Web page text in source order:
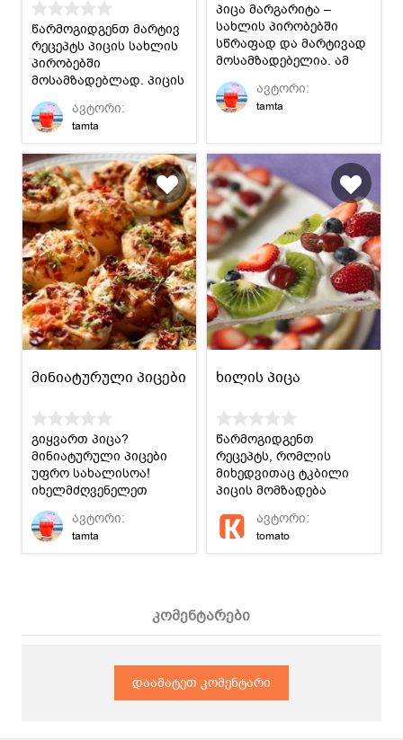
წარმოგიდგენთ მარტივ
რეცეპტს პიცის სახლის
პირობებში
მოსამზადებლად. პიცის
მოყვარულები
გულგრილი არ
დარჩებით.
ავტორი:
tamta
პიცა მარგარიტა –
სახლის პირობებში
სწრაფად და მარტივად
მოსამზადებელია. ამ
რეცეპტით გამოდის 2
პიცა. ავტორი:
tamta
მინიატურული პიცები
გიყვართ პიცა?
მინიატურული პიცები
უფრო სახალისოა!
იხელმძღვენელეთ
რეცეპტი და მოამზადეთ
:)
ავტორი:
tamta
ხილის პიცა
წარმოგიდგენთ
რეცეპტს, რომლის
მიხედვითაც ტკბილი
პიცის მომზადება
გაგიმარტივდებათ.
შეგიძლიათ
გამოიყენოთ თქვენთვის
ავტორი:
tomato
კომენტარები
დაამატეთ კომენტარი